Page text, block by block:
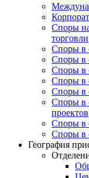
Споры
торговли
Споры в
Споры в
Споры в
Споры в
Споры в
Cпоры в
проектов
Споры в
Споры в
География